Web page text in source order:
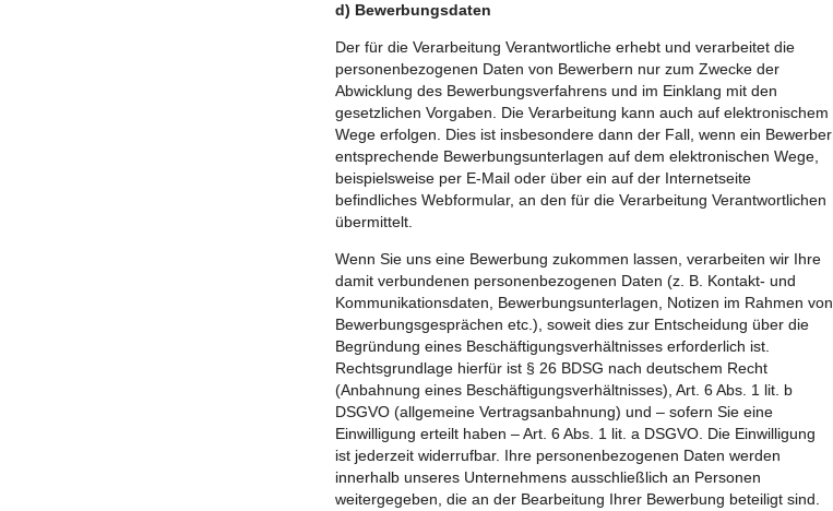
d) Bewerbungsdaten
Der für die Verarbeitung Verantwortliche erhebt und verarbeitet die
personenbezogenen Daten von Bewerbern nur zum Zwecke der
Abwicklung des Bewerbungsverfahrens und im Einklang mit den
gesetzlichen Vorgaben. Die Verarbeitung kann auch auf elektronischem
Wege erfolgen. Dies ist insbesondere dann der Fall, wenn ein Bewerber
entsprechende Bewerbungsunterlagen auf dem elektronischen Wege,
beispielsweise per E-Mail oder über ein auf der Internetseite
befindliches Webformular, an den für die Verarbeitung Verantwortlichen
übermittelt.
Wenn Sie uns eine Bewerbung zukommen lassen, verarbeiten wir Ihre
damit verbundenen personenbezogenen Daten (z. B. Kontakt- und
Kommunikationsdaten, Bewerbungsunterlagen, Notizen im Rahmen von
Bewerbungsgesprächen etc.), soweit dies zur Entscheidung über die
Begründung eines Beschäftigungsverhältnisses erforderlich ist.
Rechtsgrundlage hierfür ist § 26 BDSG nach deutschem Recht
(Anbahnung eines Beschäftigungsverhältnisses), Art. 6 Abs. 1 lit. b
DSGVO (allgemeine Vertragsanbahnung) und – sofern Sie eine
Einwilligung erteilt haben – Art. 6 Abs. 1 lit. a DSGVO. Die Einwilligung
ist jederzeit widerrufbar. Ihre personenbezogenen Daten werden
innerhalb unseres Unternehmens ausschließlich an Personen
weitergegeben, die an der Bearbeitung Ihrer Bewerbung beteiligt sind.